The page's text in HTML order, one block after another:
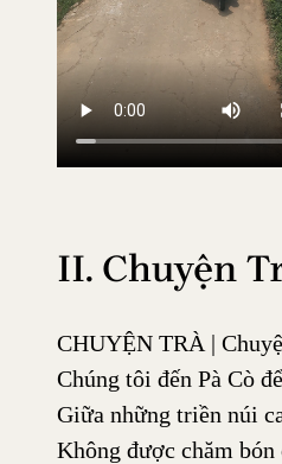
II. Chuyện
CHUYỆN TRÀ |
Chúng tôi đến Pà Cò
Giữa những triền núi
Không được chăm bón